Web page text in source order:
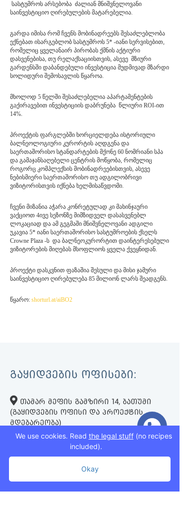
სასტუმროს არსებობა ძალიან მნიშვნელოვანი
საინვესტიციო ღირებულების მატარებელია.
გარდა იმისა რომ ჩვენს მობინადრეებს შესაძლებლობა
ექნებათ ისარგებლობ სასტუმროს 5* -იანი სერვისებით,
რომელიც ყველანაირ პირობას ქმნის აქტიური
დასვენებისა, თუ რელაქსაციისთვის, ასევე მზიური
გარდენსში დაბანდებული ინვესტიცია მუდმივად მზარდი
სოლიდური შემოსავლის წყაროა.
მხოლოდ 5 წელში შესაძლებელია აპარტამენტების
გაქირავებით ინვესტიციის დაბრუნება წლიური ROI-ით
14%.
პროექტის ფარგლებში ხორციელდება ისტორიული
ბალნეოლოგიური კურორტის აღდგენა და
საერთაშორისო სტანდარტების მქონე 60 ნომრიანი სპა
და გამაჯანსაღებელი ცენტრის მოწყობა, რომელიც
როგორც კომპლექსის მობინადრეებისთვის, ასევე
ნებისმიერი საერთაშორისო თუ ადგილობრივი
ვიზიტორისთვის იქნება ხელმისაწვდომი.
ჩვენი მიზანია აჭარა კონრეტულად კი მახინჯაური
ვაქციოთ 4ივე სეზონზე მიმზიდველ დასასვენებლ
ლოკაციად და ამ გეგმაში მნიშვნელოვანი ადგილი
უკავია 5* იანი საერთაშორისო სასტუმროების ქსელს
Crowne Plaza -ს და ბალნეოკურორტით დაინტერესებული
ვიზიტორების მიღებას მსოფლიოს ყველა ქვეყნიდან.
პროექტი დასკვნით ფაზაშია შესული და მისი ჯამური
საინვესტიციო ღირებულება 85 მილიონ ლარს შეადგენს.
წყარო: shorturl.at/aiBO2
ᲒᲐᲧᲘᲓᲕᲔᲑᲘᲡ ᲝᲤᲘᲡᲔᲑᲘ:
ᲗᲐᲛᲐᲠ ᲛᲔᲤᲘᲡ ᲒᲐᲛᲖᲘᲠᲘ 14, ᲑᲐᲗᲣᲛᲘ
(ᲒᲐᲧᲘᲓᲕᲔᲑᲘᲡ ᲝᲤᲘᲡᲘ ᲓᲐ ᲞᲠᲝᲔᲥᲢᲘᲡ
ᲛᲓᲔᲑᲐᲠᲔᲝᲑᲐ)
ᲛᲣᲮᲠᲐᲜ ᲛᲐᲭᲐᲕᲐᲠᲘᲐᲜᲘᲡ Ქ. 7, ᲗᲑᲘᲚᲘᲡᲘ
(ᲚᲘᲡᲘᲡ ᲢᲑᲐᲡᲗᲐᲜ)
We use cookies. Read the legal stuff(no recipes
included).
Okay